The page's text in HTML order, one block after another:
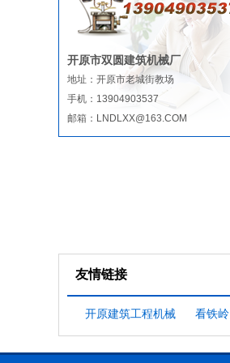
开原市双圆建筑机械厂
地址：开原市老城街教场
手机：13904903537
邮箱：LNDLXX@163.COM
友情链接
开原建筑工程机械 看铁岭